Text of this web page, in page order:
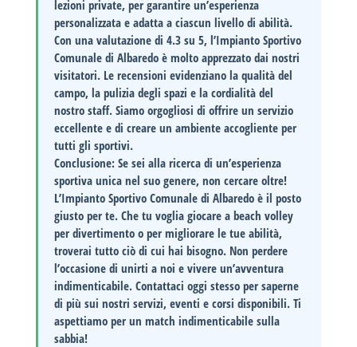
lezioni private, per garantire un’esperienza
personalizzata e adatta a ciascun livello di abilità.
Con una valutazione di4.3 su 5, l’Impianto Sportivo
Comunale di Albaredo è molto apprezzato dai nostri
visitatori. Le recensioni evidenziano la qualità del
campo, la pulizia degli spazi e la cordialità del
nostro staff. Siamo orgogliosi di offrire un servizio
eccellente e di creare un ambiente accogliente per
tutti gli sportivi.
Conclusione: Se sei alla ricerca di un’esperienza
sportiva unica nel suo genere, non cercare oltre!
L’Impianto Sportivo Comunale di Albaredo è il posto
giusto per te. Che tu voglia giocare a beach volley
per divertimento o per migliorare le tue abilità,
troverai tutto ciò di cui hai bisogno. Non perdere
l’occasione di unirti a noi e vivere un’avventura
indimenticabile.Contattaci oggi stesso per saperne
di più sui nostri servizi, eventi e corsi disponibili. Ti
aspettiamo per un match indimenticabile sulla
sabbia!